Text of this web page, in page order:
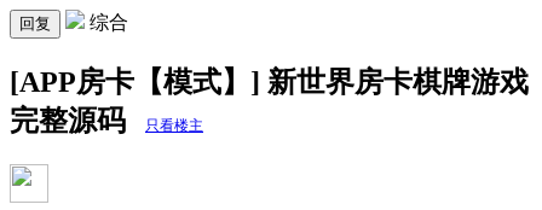
回复 综合
[APP房卡【模式】] 新世界房卡棋牌游戏
完整源码
只看楼主